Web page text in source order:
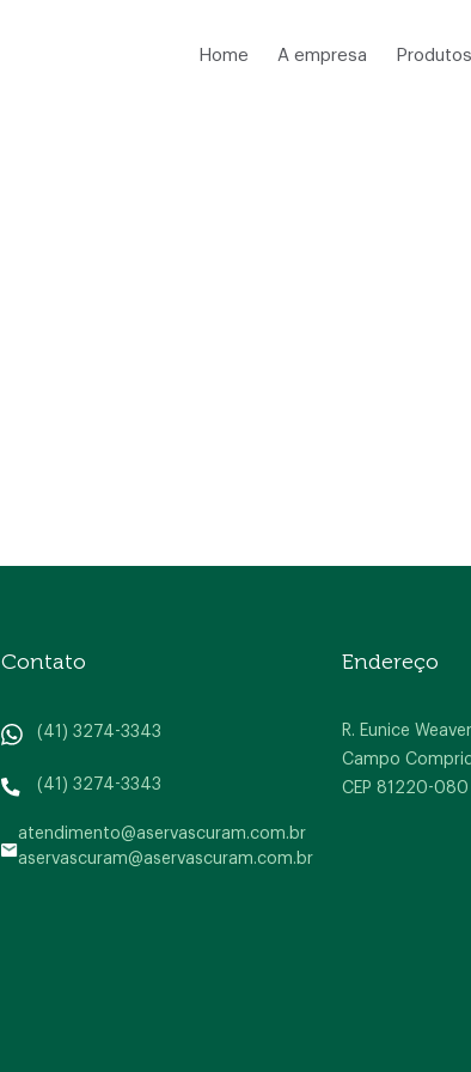
Home A empresa Produtos
Contato
(41) 3274-3343
(41) 3274-3343
atendimento@aservascuram.com.br
aservascuram@aservascuram.com.br
Endereço
R. Eunice
Campo
CEP 81220-080